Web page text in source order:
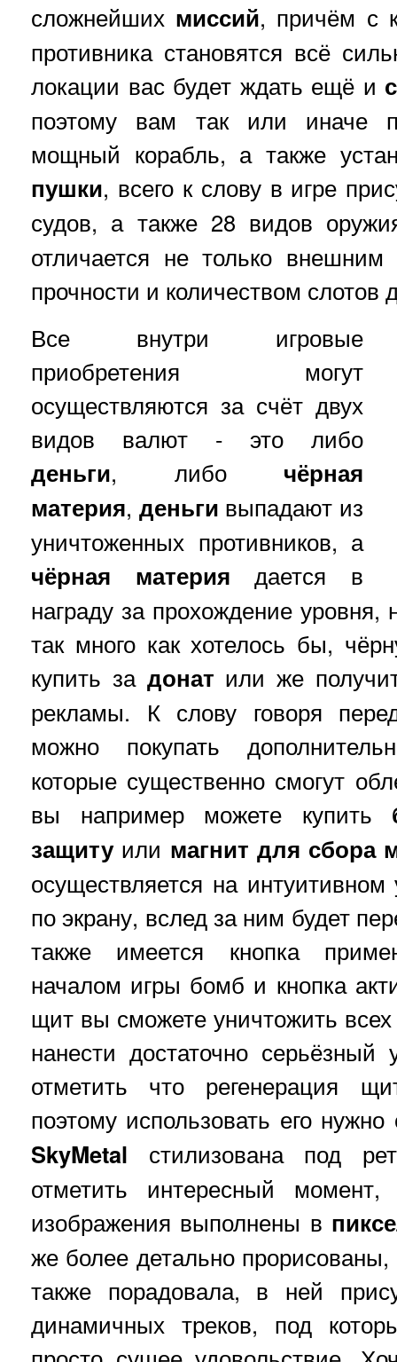
сложнейших миссий, причём с
противника становятся всё
локации вас будет ждать ещё и
поэтому вам так или иначе
мощный корабль, а также
пушки, всего к слову в игре
судов, а также 28 видов
отличается не только
прочности и количеством слотов
Все внутри игровые
приобретения могут
осуществляются за счёт двух
видов валют - это либо
деньги, либо чёрная
материя, деньги выпадают из
уничтоженных противников, а
чёрная материя дается в
награду за прохождение
так много как хотелось бы,
купить за донат или же
рекламы. К слову говоря
можно покупать
которые существенно смогут
вы например можете купить
защитуили магнит для сбора
осуществляется на
по экрану, вслед за ним будет
также имеется кнопка
началом игры бомб и кнопка
щит вы сможете уничтожить
нанести достаточно
отметить что регенерация
поэтому использовать его
SkyMetal стилизована под
отметить интересный
изображения выполнены в
же более детально
также порадовала, в ней
динамичных треков, под